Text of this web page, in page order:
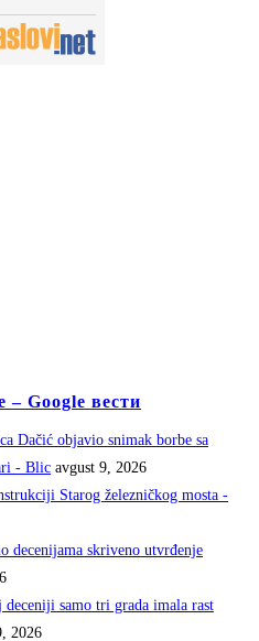
– Google вести
Dačić objavio snimak borbe sa
- Blic avgust 9, 2026
Starog železničkog mosta -
decenijama skriveno utvrđenje
samo tri grada imala rast
2026